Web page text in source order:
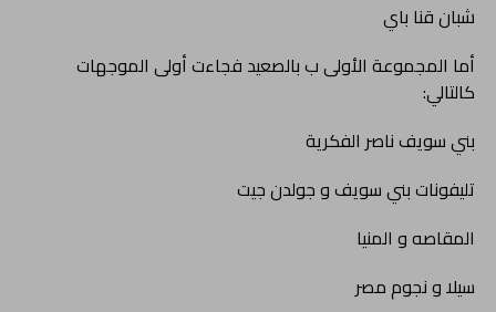
شبان قنا باي
أما المجموعة الأولى ب بالصعيد فجاءت أولى الموجهات
كالتالي:
بني سويف ناصر الفكرية
تليفونات بني سويف و جولدن جيت
المقاصه و المنيا
سيلا و نجوم مصر